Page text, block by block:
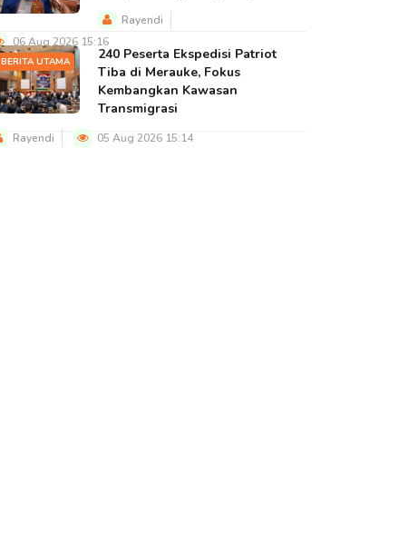
Rayendi
06 Aug 2026 15:16
BERITA UTAMA
240 Peserta Ekspedisi Patriot
Tiba di Merauke, Fokus
Kembangkan Kawasan
Transmigrasi
Rayendi 05 Aug 2026 15:14